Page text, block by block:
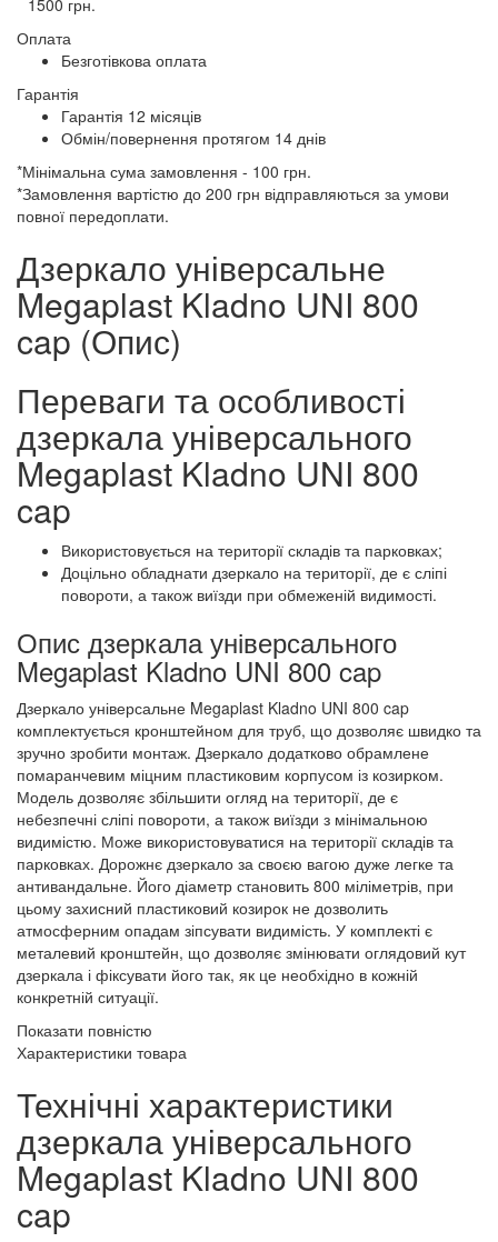
1500 грн.
Оплата
Безготівкова оплата
Гарантія
Гарантія 12 місяців
Обмін/повернення протягом 14 днів
*Мінімальна сума замовлення - 100 грн.
*Замовлення вартістю до 200 грн відправляються за умови
повної передоплати.
Дзеркало універсальне
Megaplast Kladno UNI 800
cap (Опис)
Переваги та особливості
дзеркала універсального
Megaplast Kladno UNI 800
cap
Використовується на території складів та парковках;
Доцільно обладнати дзеркало на території, де є сліпі
повороти, а також виїзди при обмеженій видимості.
Опис дзеркала універсального
Megaplast Kladno UNI 800 cap
Дзеркало універсальне Megaplast Kladno UNI 800 cap
комплектується кронштейном для труб, що дозволяє швидко та
зручно зробити монтаж. Дзеркало додатково обрамлене
помаранчевим міцним пластиковим корпусом із козирком.
Модель дозволяє збільшити огляд на території, де є
небезпечні сліпі повороти, а також виїзди з мінімальною
видимістю. Може використовуватися на території складів та
парковках. Дорожнє дзеркало за своєю вагою дуже легке та
антивандальне. Його діаметр становить 800 міліметрів, при
цьому захисний пластиковий козирок не дозволить
атмосферним опадам зіпсувати видимість. У комплекті є
металевий кронштейн, що дозволяє змінювати оглядовий кут
дзеркала і фіксувати його так, як це необхідно в кожній
конкретній ситуації.
Показати повністю
Характеристики товара
Технічні характеристики
дзеркала універсального
Megaplast Kladno UNI 800
cap